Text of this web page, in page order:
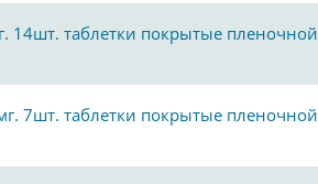
14шт. таблетки покрытые пленочной
7шт. таблетки покрытые пленочной